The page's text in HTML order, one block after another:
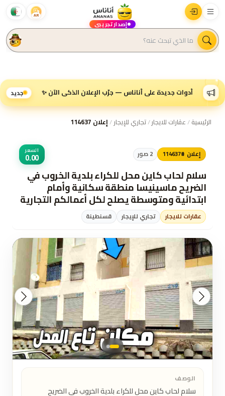
AR
إصدار تجريبي
أدوات جديدة على أناناس — جرّب الإعلان الذكي الآن ✨ جديد
الرئيسية/عقارات للايجار/تجاري للإيجار/إعلان 114637
إعلان #114637 2صور السعر
0.00
سلام لحاب كاين محل للكراء بلدية الخروب في
الضريح ماسينيسا منطقة سكانية وأمام
ابتدائية ومتوسطة يصلح لكل أعمالكم التجارية
محل يحتوي على الكهرباء والماء مع سعر
معقول جدا المحل رقمه 240 رقم الهاتف (06...
عقارات للايجار تجاري للإيجار قسنطينة
الوصف